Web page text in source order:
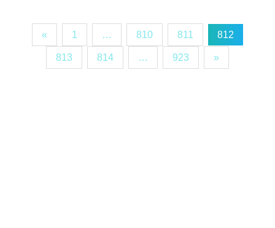
« 1 … 810 811 812
813 814 … 923 »